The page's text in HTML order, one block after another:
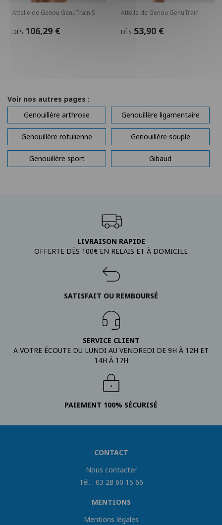
Attelle de Genou GenuTrain S
DÈS 106,29 €
Attelle de Genou GenuTrain
DÈS 53,90 €
Voir nos autres pages :
Genouillère arthrose
Genouillère ligamentaire
Genouillère rotulienne Genouillère souple
Genouillère sport Gibaud
LIVRAISON RAPIDE
OFFERTE DÈS 100€ EN RELAIS ET À DOMICILE
SATISFAIT OU REMBOURSÉ
SERVICE CLIENT
A VOTRE ÉCOUTE DU LUNDI AU VENDREDI DE 9H À 12H ET
14H À 17H
PAIEMENT 100% SÉCURISÉ
CONTACT
Nous contacter
Tél. : 03 28 60 15 66
MENTIONS
Mentions légales